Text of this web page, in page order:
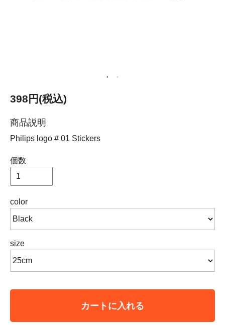
398円(税込)
商品説明
Philips logo # 01 Stickers
個数
color
size
カートに入れる